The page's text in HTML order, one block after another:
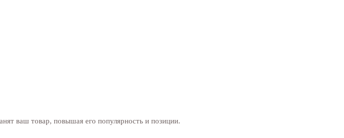
ваш товар, повышая его популярность и позиции.